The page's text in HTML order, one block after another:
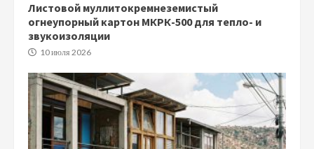
Листовой муллитокремнеземистый
огнеупорный картон МКРК-500 для тепло- и
звукоизоляции
10 июля 2026